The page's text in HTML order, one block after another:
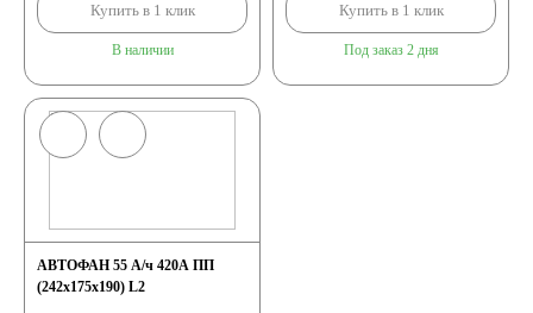
Купить в 1 клик
В наличии
Купить в 1 клик
Под заказ 2 дня
АВТОФАН 55 А/ч 420А ПП
(242x175x190) L2